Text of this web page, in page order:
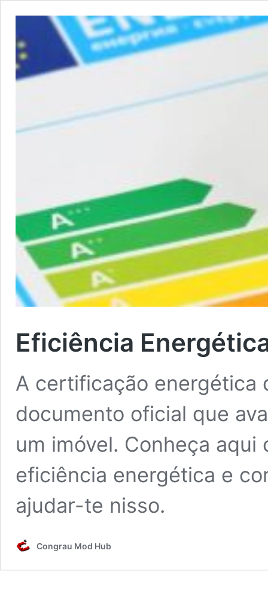
Eficiência
A certificação energética
documento oficial que
um imóvel. Conheça
eficiência energética e
ajudar-te nisso.
Congrau Mod Hub